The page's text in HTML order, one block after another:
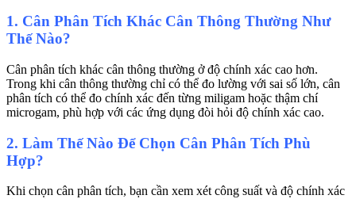
1. Cân Phân Tích Khác Cân Thông Thường Như
Thế Nào?
Cân phân tích khác cân thông thường ở độ chính xác cao hơn.
Trong khi cân thông thường chỉ có thể đo lường với sai số lớn, cân
phân tích có thể đo chính xác đến từng miligam hoặc thậm chí
microgam, phù hợp với các ứng dụng đòi hỏi độ chính xác cao.
2. Làm Thế Nào Để Chọn Cân Phân Tích Phù
Hợp?
Khi chọn cân phân tích, bạn cần xem xét công suất và độ chính xác